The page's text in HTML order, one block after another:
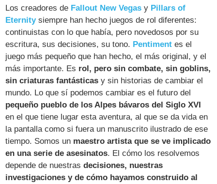
Los creadores de Fallout New Vegas y Pillars of
Eternitysiempre han hecho juegos de rol diferentes:
continuistas con lo que había, pero novedosos por su
escritura, sus decisiones, su tono. Pentiment es el
juego más pequeño que han hecho, el más original, y el
más importante. Es rol, pero sin combate, sin goblins,
sin criaturas fantásticas y sin historias de cambiar el
mundo. Lo que sí podemos cambiar es el futuro del
pequeño pueblo de los Alpes bávaros del Siglo XVI
en el que tiene lugar esta aventura, al que se da vida en
la pantalla como si fuera un manuscrito ilustrado de ese
tiempo. Somos un maestro artista que se ve implicado
en una serie de asesinatos. El cómo los resolvemos
depende de nuestrasdecisiones, nuestras
investigaciones y de cómo hayamos construido al